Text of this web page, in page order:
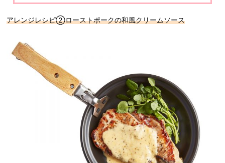
アレンジレシピ②ローストポークの和風クリームソース